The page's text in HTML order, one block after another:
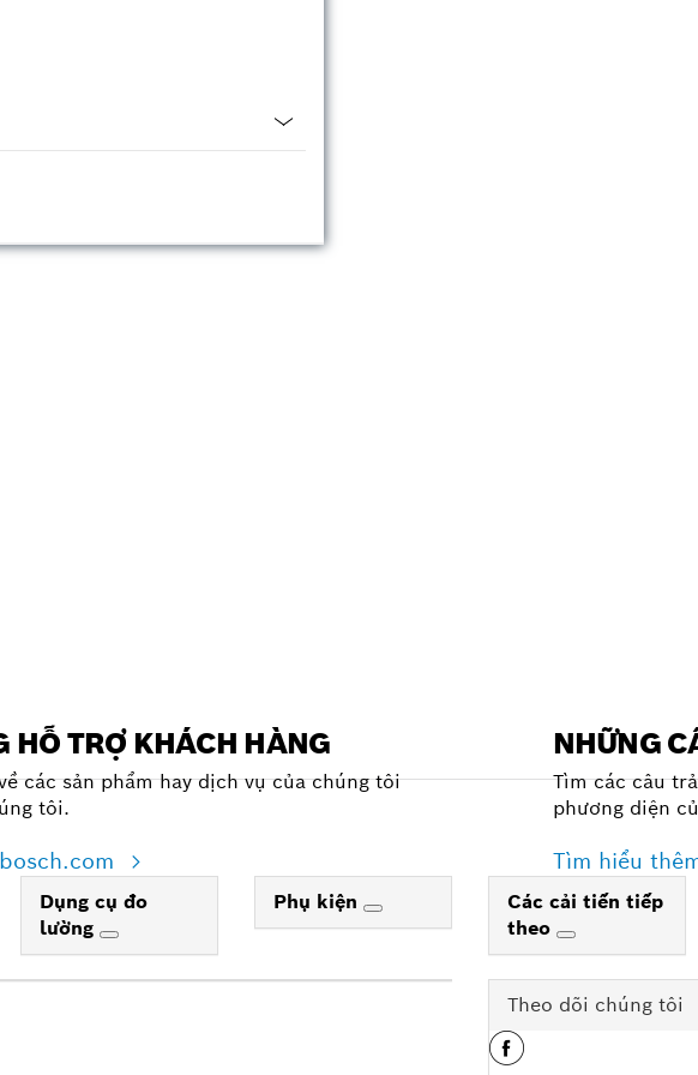
HỖ TRỢ KHÁCH HÀNG
các sản phẩm hay dịch vụ của chúng tôi
tôi.
NHỮNG
Tìm các câu
phương diện
Tìm hiểu
Dụng cụ đo
lường
Phụ kiện
Các cải tiến tiếp
theo
Theo dõi chúng tôi